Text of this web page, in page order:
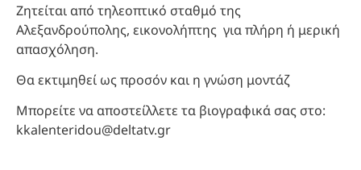
Ζητείται από τηλεοπτικό σταθμό της
Αλεξανδρούπολης, εικονολήπτης για πλήρη ή μερική
απασχόληση.
Θα εκτιμηθεί ως προσόν και η γνώση μοντάζ
Μπορείτε να αποστείλλετε τα βιογραφικά σας στο:
kkalenteridou@deltatv.gr